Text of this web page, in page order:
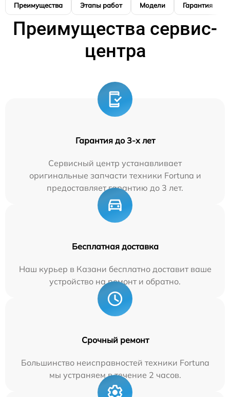
Преимущества Этапы работ Модели Гарантия
Преимущества сервис-
центра
Гарантия до 3-х лет
Сервисный центр устанавливает
оригинальные запчасти техники Fortuna и
предоставляет гарантию до 3 лет.
Бесплатная доставка
Наш курьер в Казани бесплатно доставит ваше
устройство на ремонт и обратно.
Срочный ремонт
Большинство неисправностей техники Fortuna
мы устраняем в течение 2 часов.